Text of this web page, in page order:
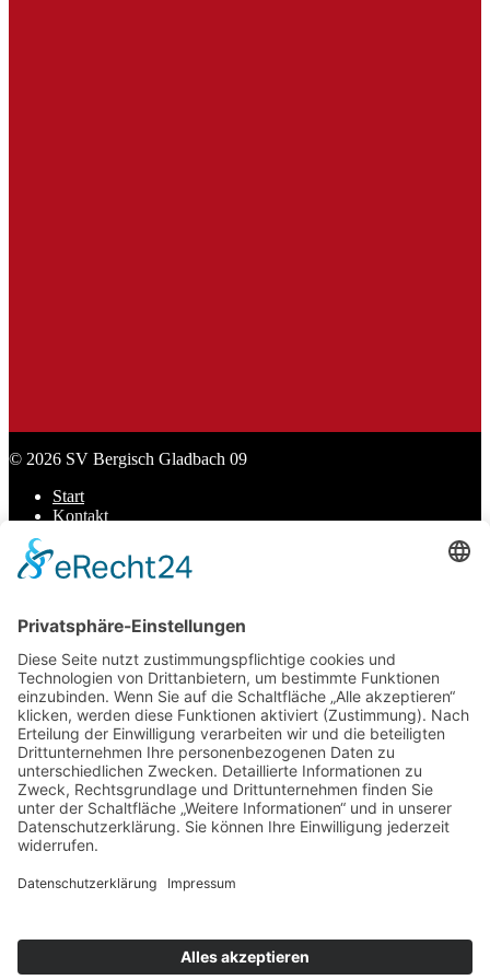
© 2026 SV Bergisch Gladbach 09
Start
Kontakt
Impressum
Cookie-Einstellungen
Scroll
top